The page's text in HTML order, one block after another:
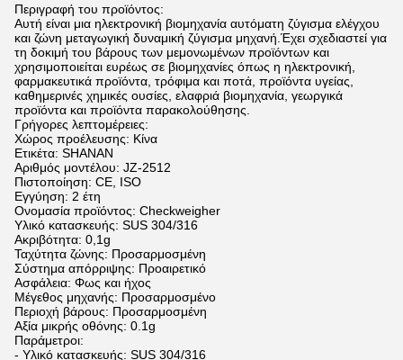
Περιγραφή του προϊόντος:
Αυτή είναι μια ηλεκτρονική βιομηχανία αυτόματη ζύγισμα ελέγχου
και ζώνη μεταγωγική δυναμική ζύγισμα μηχανή.Έχει σχεδιαστεί για
τη δοκιμή του βάρους των μεμονωμένων προϊόντων και
χρησιμοποιείται ευρέως σε βιομηχανίες όπως η ηλεκτρονική,
φαρμακευτικά προϊόντα, τρόφιμα και ποτά, προϊόντα υγείας,
καθημερινές χημικές ουσίες, ελαφριά βιομηχανία, γεωργικά
προϊόντα και προϊόντα παρακολούθησης.
Γρήγορες λεπτομέρειες:
Χώρος προέλευσης: Κίνα
Ετικέτα: SHANAN
Αριθμός μοντέλου: JZ-2512
Πιστοποίηση: CE, ISO
Εγγύηση: 2 έτη
Ονομασία προϊόντος: Checkweigher
Υλικό κατασκευής: SUS 304/316
Ακριβότητα: 0,1g
Ταχύτητα ζώνης: Προσαρμοσμένη
Σύστημα απόρριψης: Προαιρετικό
Ασφάλεια: Φως και ήχος
Μέγεθος μηχανής: Προσαρμοσμένο
Περιοχή βάρους: Προσαρμοσμένη
Αξία μικρής οθόνης: 0.1g
Παράμετροι:
- Υλικό κατασκευής: SUS 304/316